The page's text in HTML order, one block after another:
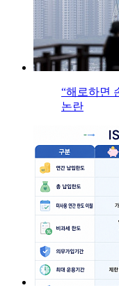
“해로하면
논란